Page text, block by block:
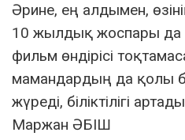
Әрине, ең алдымен,
10 жылдық жоспары да
фильм өндірісі
мамандардың да қолы
жүреді, біліктілігі
Маржан ӘБІШ